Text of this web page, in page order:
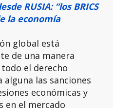
RUSIA: “los BRICS
la economía
global está
de una manera
el derecho
las sanciones
económicas y
en el mercado